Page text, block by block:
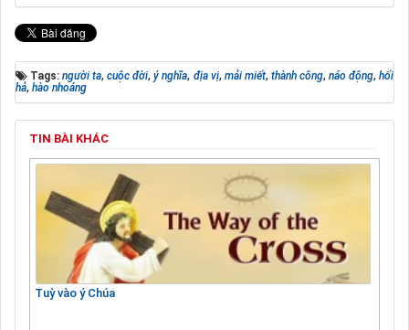
Tags:người ta,cuộc đời,ý nghĩa, địa vị, mải miết, thành công,náo động,hối
hả, hào nhoáng
TIN BÀI KHÁC
Tuỳ vào ý Chúa